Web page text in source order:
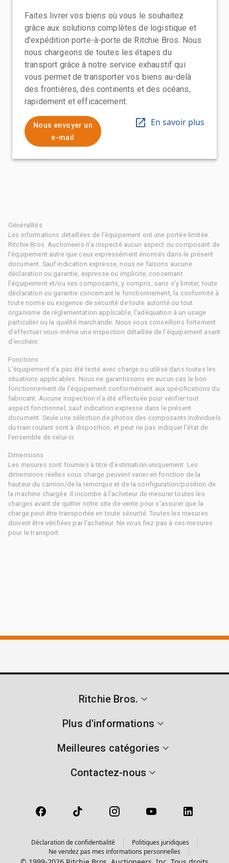
Faites livrer vos biens où vous le souhaitez
grâce aux solutions complètes de logistique et
d'expédition porte-à-porte de Ritchie Bros. Nous
nous chargeons de toutes les étapes du
transport grâce à notre service exhaustif qui
vous permet de transporter vos biens au-delà
des frontières, des continents et des océans,
rapidement et efficacement.
Nous envoyer un
e-mail
En savoir plus
Généralités
Les informations détaillées de l'équipement ont une portée limitée.
Ritchie Bros. Auctioneers n'a inspecté aucun aspect ou composant de
l'équipement autre que ceux expressément énoncés dans le présent
document. Sauf indication expresse, nous ne faisons aucune
déclaration ou garantie, expresse ou implicite, concernant
l'équipement et/ou ses composants, y compris, sans s'y limiter, toute
déclaration ou garantie concernant le fonctionnement, la conformité à
toute norme ou exigence de sécurité de toute autorité ou tout
organisme de réglementation applicable, l'adéquation à un usage
particulier ou la qualité marchande. Nous vous conseillons fortement
d'effectuer vous-même une inspection détaillée de l'équipement avant
d'enchérir.
Fonctions
L'équipement n'a pas été testé avec charge ou utilisé dans toutes les
situations applicables. Nous ne garantissons en aucun cas le bon
fonctionnement de l'équipement conformément aux spécifications du
fabricant. Aucune inspection n'a été effectuée pour vérifier tout
aspect fonctionnel, sauf indication expresse dans le présent
document. Seule une sélection de photos des composants individuels
du train roulant sont à disposition, et peut ne pas indiquer l'état de
l'ensemble de celui-ci.
Dimensions
Les mesures sont fournies à titre d'estimation uniquement. Les
dimensions réelles sous charge peuvent varier en fonction de la
hauteur du camion/de la remorque et de la configuration/position de
la machine chargée. Il incombe à l'acheteur de mesurer toutes les
charges avant de quitter notre site de vente pour s'assurer que la
charge peut être transportée en toute sécurité. Toutes les mesures
doivent être vérifiées par l'acheteur. Ne vous fiez pas à ces mesures
pour le transport.
Ritchie Bros.
Plus d'informations
Meilleures catégories
Contactez-nous
Déclaration de confidentialité
Politiques juridiques
Ne vendez pas mes informations personnelles